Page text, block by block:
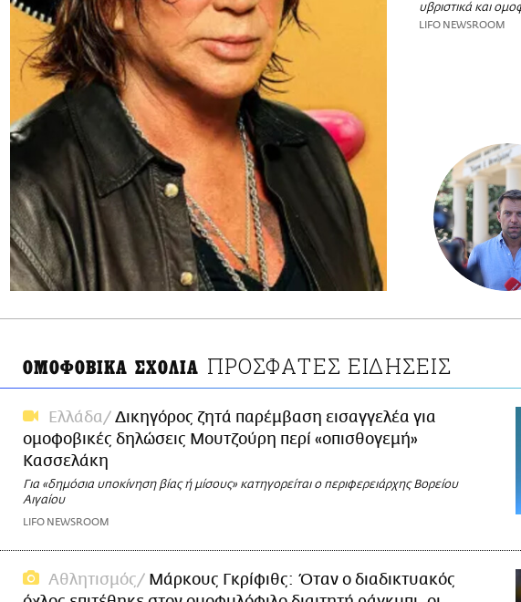
υβριστικά και
LIFO NEWSROOM
ΟΜΟΦΟΒΙΚΑ ΣΧΟΛΙΑ ΠΡΟΣΦΑΤΕΣ ΕΙΔΗΣΕΙΣ
Ελλάδα
Δικηγόρος ζητά παρέμβαση εισαγγελέα για
ομοφοβικές δηλώσεις Μουτζούρη περί «οπισθογεμή»
Κασσελάκη
Για «δημόσια υποκίνηση βίας ή μίσους» κατηγορείται ο περιφερειάρχης Βορείου
Αιγαίου
LIFO NEWSROOM
Αθλητισμός
Μάρκους Γκρίφιθς: Όταν ο διαδικτυακός